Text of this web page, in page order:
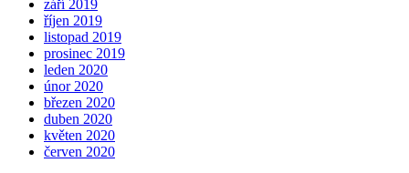
září 2019
říjen 2019
listopad 2019
prosinec 2019
leden 2020
únor 2020
březen 2020
duben 2020
květen 2020
červen 2020